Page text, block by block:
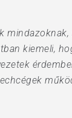
kiemeli,